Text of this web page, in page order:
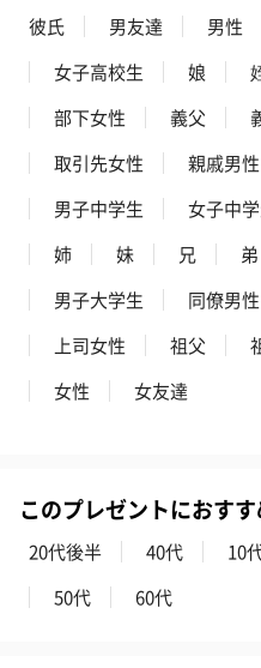
彼氏 男友達 男性
女子高校生
娘
部下女性
義父
取引先女性
親戚男性
男子中学生
女子中
姉
妹 兄 弟
男子大学生
同僚男性
上司女性
祖父
女性
女友達
このプレゼントにおす
20代後半 40代 10
50代
60代